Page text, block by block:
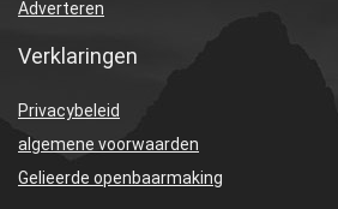
Adverteren
Verklaringen
Privacybeleid
algemene voorwaarden
Gelieerde openbaarmaking